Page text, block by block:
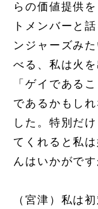
らの価値提供
トメンバーと
ンジャーズみ
べる、私は火
「ゲイである
であるかもし
した。特別だ
てくれると私
んはいかがです
（宮津）私は